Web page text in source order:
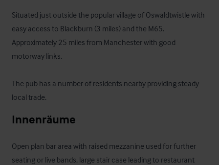
Situated just outside the popular village of Oswaldtwistle with
easy access to Blackburn (3 miles) and the M65.
Approximately 25 miles from Manchester with good
motorway links.
The pub has a number of residents nearby providing steady
local trade.
Innenräume
Open plan bar area with raised mezzanine used for further
seating or live bands, large stair case leading to restaurant